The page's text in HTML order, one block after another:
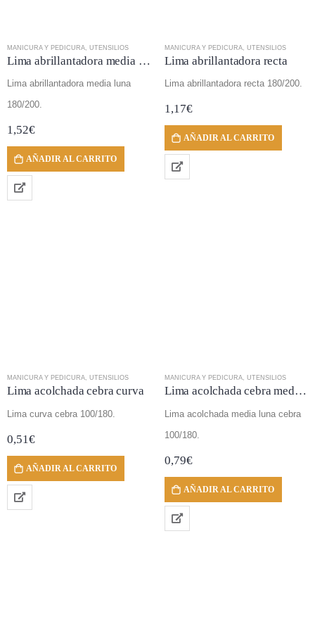
MANICURA Y PEDICURA UTENSILIOS
Lima abrillantadora media luna
Lima abrillantadora media luna
180/200.
1,52€
AÑADIR AL CARRITO
MANICURA Y PEDICURA UTENSILIOS
Lima abrillantadora recta
Lima abrillantadora recta 180/200.
1,17€
AÑADIR AL CARRITO
MANICURA Y PEDICURA, UTENSILIOS
Lima acolchada cebra curva
Lima curva cebra 100/180.
0,51€
AÑADIR AL CARRITO
MANICURA Y PEDICURA, UTENSILIOS
Lima acolchada cebra media luna
Lima acolchada media luna cebra
100/180.
0,79€
AÑADIR AL CARRITO